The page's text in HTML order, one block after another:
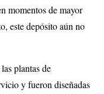
momentos de mayor
este depósito aún no
plantas de
y fueron diseñadas